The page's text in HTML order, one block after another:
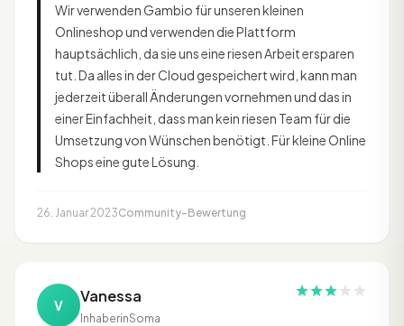
Wir verwenden Gambio für unseren kleinen
Onlineshop und verwenden die Plattform
hauptsächlich, da sie uns eine riesen Arbeit ersparen
tut. Da alles in der Cloud gespeichert wird, kann man
jederzeit überall Änderungen vornehmen und das in
einer Einfachheit, dass man kein riesen Team für die
Umsetzung von Wünschen benötigt. Für kleine Online
Shops eine gute Lösung.
26. Januar 2023Community-Bewertung
V Vanessa
InhaberinSoma